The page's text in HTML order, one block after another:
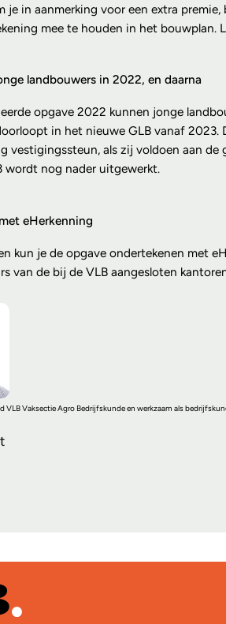
je in aanmerking voor een extra
mee te houden in het bouwplan.
landbouwers in 2022, en daarna
opgave 2022 kunnen jonge
in het nieuwe GLB vanaf
vestigingssteun, als zij voldoen aan
wordt nog nader uitgewerkt.
eHerkenning
kun je de opgave ondertekenen met
van de bij de VLB aangesloten
VLB Vaksectie Agro Bedrijfskunde en werkzaam als